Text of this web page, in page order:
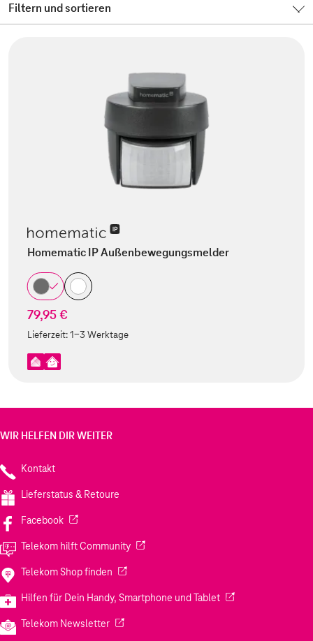
Filtern und sortieren
Homematic IP Außenbewegungsmelder
79,95 €
Lieferzeit:1-3 Werktage
WIR HELFEN DIR WEITER
Kontakt
Lieferstatus & Retoure
Facebook(Wird in einem neuen Tab geöffnet)
Telekom hilft Community(Wird in einem neuen Tab geöffnet)
Telekom Shop finden (Wird in einem neuen Tab geöffnet)
Hilfen für Dein Handy, Smartphone und Tablet(Wird in einem
Telekom Newsletter(Wird in einem neuen Tab geöffnet)